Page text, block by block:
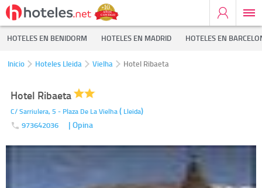
HOTELES EN BENIDORM HOTELES EN MADRID HOTELES EN
Inicio Hoteles Lleida Vielha Hotel Ribaeta
Hotel Ribaeta
C/ Sarriulera, 5 - Plaza De LaVielha( Lleida)
973642036 | Opina